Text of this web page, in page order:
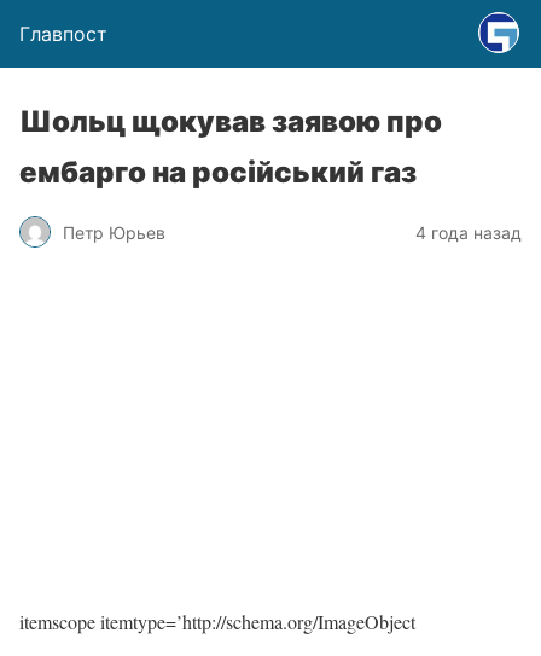
Главпост
Шольц щокував заявою про
ембарго на російський газ
Петр Юрьев 4 года назад
itemscope itemtype=’http://schema.org/ImageObject